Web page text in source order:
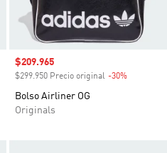
Precio de venta
$209.965
$299.950 Precio original -30%
Bolso Airliner OG
Originals